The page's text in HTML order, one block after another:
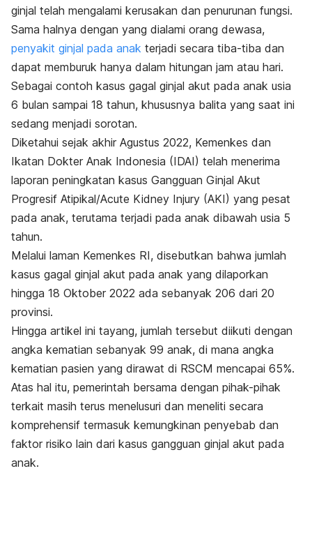
ginjal telah mengalami kerusakan dan penurunan fungsi.
Sama halnya dengan yang dialami orang dewasa,
penyakit ginjal pada anak terjadi secara tiba-tiba dan
dapat memburuk hanya dalam hitungan jam atau hari.
Sebagai contoh kasus gagal ginjal akut pada anak usia
6 bulan sampai 18 tahun, khususnya balita yang saat ini
sedang menjadi sorotan.
Diketahui sejak akhir Agustus 2022, Kemenkes dan
Ikatan Dokter Anak Indonesia (IDAI) telah menerima
laporan peningkatan kasus Gangguan Ginjal Akut
Progresif Atipikal/Acute Kidney Injury (AKI) yang pesat
pada anak, terutama terjadi pada anak dibawah usia 5
tahun.
Melalui laman Kemenkes RI, disebutkan bahwa jumlah
kasus gagal ginjal akut pada anak yang dilaporkan
hingga 18 Oktober 2022 ada sebanyak 206 dari 20
provinsi.
Hingga artikel ini tayang, jumlah tersebut diikuti dengan
angka kematian sebanyak 99 anak, di mana angka
kematian pasien yang dirawat di RSCM mencapai 65%.
Atas hal itu, pemerintah bersama dengan pihak-pihak
terkait masih terus menelusuri dan meneliti secara
komprehensif termasuk kemungkinan penyebab dan
faktor risiko lain dari kasus gangguan ginjal akut pada
anak.